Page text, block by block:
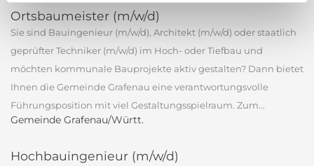
Ortsbaumeister (m/w/d)
Sie sind Bauingenieur (m/w/d), Architekt (m/w/d) oder staatlich
geprüfter Techniker (m/w/d) im Hoch- oder Tiefbau und
möchten kommunale Bauprojekte aktiv gestalten? Dann bietet
Ihnen die Gemeinde Grafenau eine verantwortungsvolle
Führungsposition mit viel Gestaltungsspielraum. Zum...
Gemeinde Grafenau/Württ.
Hochbauingenieur (m/w/d)